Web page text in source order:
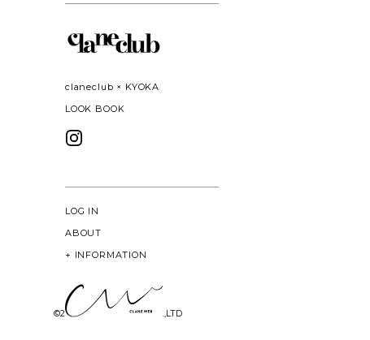
claneclub × KYOKA
LOOK BOOK
LOG IN
ABOUT
+ INFORMATION
©2026 CLANE DESIGN CO.,LTD